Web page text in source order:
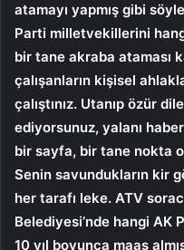
atamayı yapmış gibi
Parti milletvekillerini
bir tane akraba ataması
çalışanların kişisel
çalıştınız. Utanıp özür
ediyorsunuz, yalanı
bir sayfa, bir tane nokta
Senin savundukların kir
her tarafı leke. ATV
Belediyesi’nde hangi AK
10 yıl boyunca maaş